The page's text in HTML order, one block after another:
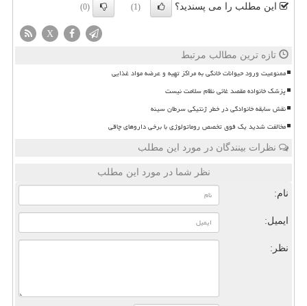
این مطلب را می پسندید؟ (1)
(0)
X
تازه ترین مطالب مرتبط
ممنوعیت ورود حیوانات خانگی به مراکز تهیه و عرضه مواد غذایی
پزشک خانواده مقصد غائی نظام سلامت نیست
نقش سابقه خانوادگی در خطر ژنتیکی سرطان سینه
مخالفت شدید یک فوق تخصص روماتولوژی با برخی داروهای چاقی
نظرات بینندگان در مورد این مطلب
نظر شما در مورد این مطلب
نام:
ایمیل:
نظر: